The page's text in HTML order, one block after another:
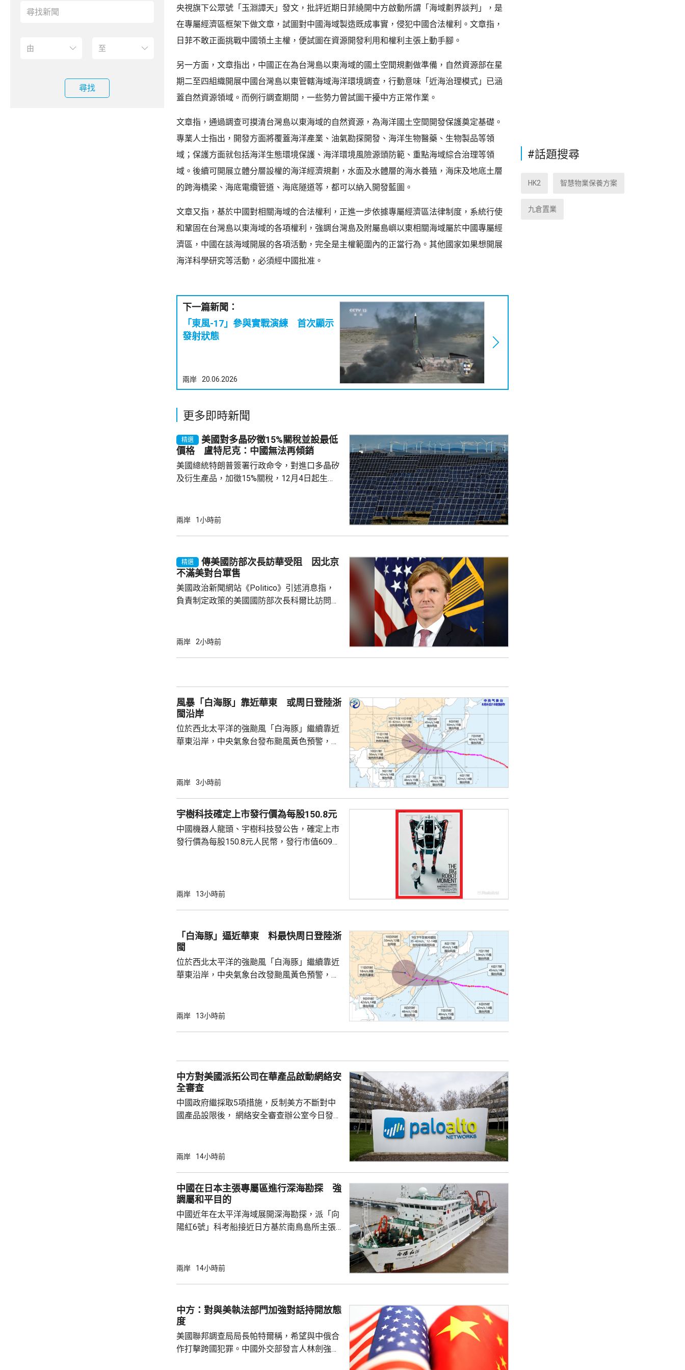
尋找
央視旗下公眾號「玉淵譚天」發文，批評近期日菲繞開中方啟動所謂「海域劃界談判」，是
在專屬經濟區框架下做文章，試圖對中國海域製造既成事實，侵犯中國合法權利。文章指，
日菲不敢正面挑戰中國領土主權，便試圖在資源開發利用和權利主張上動手腳。
另一方面，文章指出，中國正在為台灣島以東海域的國土空間規劃做準備，自然資源部在星
期二至四組織開展中國台灣島以東管轄海域海洋環境調查，行動意味「近海治理模式」已涵
蓋自然資源領域。而例行調查期間，一些勢力曾試圖干擾中方正常作業。
文章指，通過調查可摸清台灣島以東海域的自然資源，為海洋國土空間開發保護奠定基礎。
專業人士指出，開發方面將覆蓋海洋產業、油氣勘探開發、海洋生物醫藥、生物製品等領
域；保護方面就包括海洋生態環境保護、海洋環境風險源頭防範、重點海域綜合治理等領
域。後續可開展立體分層設權的海洋經濟規劃，水面及水體層的海水養殖，海床及地底土層
的跨海橋梁、海底電纜管道、海底隧道等，都可以納入開發藍圖。
文章又指，基於中國對相關海域的合法權利，正進一步依據專屬經濟區法律制度，系統行使
和鞏固在台灣島以東海域的各項權利，強調台灣島及附屬島嶼以東相關海域屬於中國專屬經
濟區，中國在該海域開展的各項活動，完全是主權範圍內的正當行為。其他國家如果想開展
海洋科學研究等活動，必須經中國批准。
下一篇新聞：
「東風-17」參與實戰演練 首次顯示
發射狀態
兩岸 20.06.2026
更多即時新聞
精選
美國對多晶矽徵15%關稅並設最低
價格 盧特尼克：中國無法再傾銷
美國總統特朗普簽署行政命令，對進口多晶矽
及衍生產品，加徵15%關稅，12月4日起生
產品設定最低價格，其中多晶矽每公斤21美
商務部制定計劃，若企業承諾在美國建設、翻
新或擴建多晶矽、晶圓或太陽能電池等生產設
施，並在2029年1月20日前...
兩岸 1小時前
精選
傳美國防部次長訪華受阻 因北京
不滿美對台軍售
美國政治新聞網站《Politico》引述消息指，
負責制定政策的美國國防部次長科爾比訪問中
售案。 報道指，科爾比認為美中關係過去一年
爭取中方的訪問邀請，並在中國國防大學發表
演講，要求國防部官員與北...
兩岸 2小時前
風暴「白海豚」靠近華東 或周日登陸浙
閩沿岸
位於西北太平洋的強颱風「白海豚」繼續靠近
華東沿岸，中央氣象台發布颱風黃色預警，指
日間穿過琉球群島後移入東海，其後移速減慢
度為颱風或強颱風級，登陸後向西偏北方向移
動，強度逐漸減弱。專家表示，「白海豚」後
續帶來的降雨較強，風雨影響範圍較大，...
兩岸 3小時前
宇樹科技確定上市發行價為每股150.8元
中國機器人龍頭、宇樹科技發公告，確定上市
發行價為每股150.8元人民幣，發行市值609億
開發行新股4040多萬股，擬發行數量佔發行後
戰略配售數量約為809萬股。發行完成後，宇
樹科技總股本...
兩岸 13小時前
「白海豚」逼近華東 料最快周日登陸浙
閩
位於西北太平洋的強颱風「白海豚」繼續靠近
華東沿岸，中央氣象台改發颱風黃色預警，預
一早上在浙江到福建北部沿岸地區登陸，風力
統結合，可能為北方帶來時間長、範圍大的風
雨影響。國家海洋預報台發布海浪橙...
兩岸 13小時前
中方對美國派拓公司在華產品啟動網絡安
全審查
中國政府繼採取5項措施，反制美方不斷對中
國產品設限後， 網絡安全審查辦公室今日發公
公告指，為保障關鍵信息基礎設施安全穩定運
拓產品實施網絡安全審查。 商務部昨日宣布對
美國採取5項反制措施，包括加強無人機相關
兩用物項對出口管...
兩岸 14小時前
中國在日本主張專屬區進行深海勘探 強
調屬和平目的
中國近年在太平洋海域展開深海勘探，派「向
陽紅6號」科考船接近日方基於南鳥島所主張
林劍回應說，中方開展的海洋科研活動服務是
益。 至於中國航母「遼寧艦」去年6月進入太
平洋區域，林劍強調，中國一貫奉行防禦性國
防政策，中國軍艦在有關海域活動完全符...
兩岸 14小時前
中方：對與美執法部門加強對話持開放態
度
美國聯邦調查局局長帕特爾稱，希望與中俄合
作打擊跨國犯罪。中國外交部發言人林劍強
#話題搜尋
HK2 智慧物業保養方案
九倉置業